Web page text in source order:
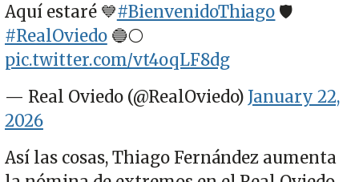
Aquí estaré 💙#BienvenidoThiago 🛡️
#RealOviedo🔵⚪
pic.twitter.com/vt4oqLF8dg
— Real Oviedo (@RealOviedo) January 22,
2026
Así las cosas, Thiago Fernández aumenta